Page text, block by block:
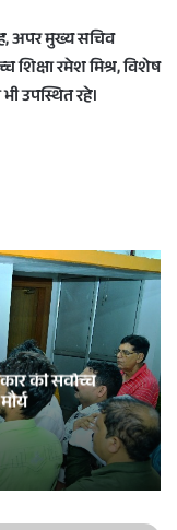
अपर मुख्य सचिव
शिक्षा रमेश मिश्र, विशेष
उपस्थित रहे।
की सर्वाेच्च